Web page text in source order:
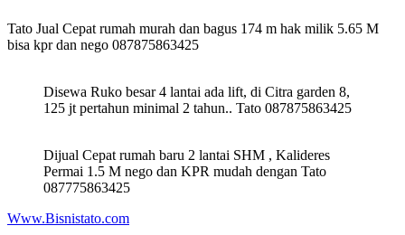
Tato Jual Cepat rumah murah dan bagus 174 m hak milik 5.65 M
bisa kpr dan nego 087875863425
Disewa Ruko besar 4 lantai ada lift, di Citra garden 8,
125 jt pertahun minimal 2 tahun.. Tato 087875863425
Dijual Cepat rumah baru 2 lantai SHM , Kalideres
Permai 1.5 M nego dan KPR mudah dengan Tato
087775863425
Www.Bisnistato.com